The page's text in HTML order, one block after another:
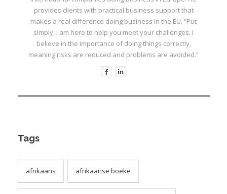
provides clients with practical business support that
makes a real difference doing business in the EU. “Put
simply, I am here to help you meet your challenges. I
believe in the importance of doing things correctly,
meaning risks are reduced and problems are avoided.”
Tags
afrikaans afrikaanse boeke